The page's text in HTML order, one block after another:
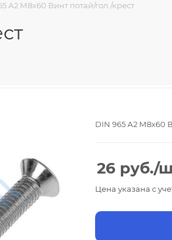
А2 М8х60 Винт потай/гол./крест
DIN 965 А2 М8х60
26 руб./
Цена указана с